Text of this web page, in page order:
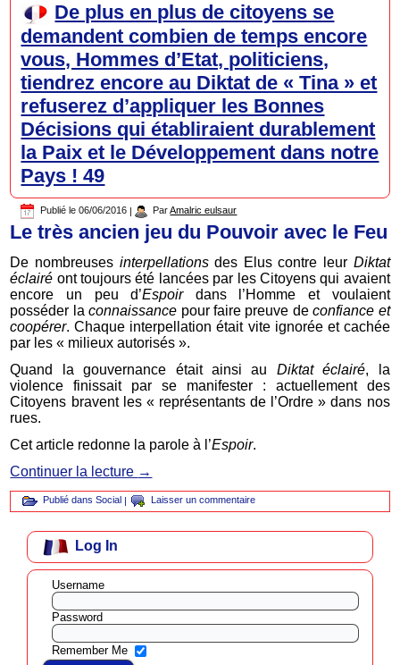
De plus en plus de citoyens se
demandent combien de temps encore
vous, Hommes d’Etat, politiciens,
tiendrez encore au Diktat de « Tina » et
refuserez d’appliquer les Bonnes
Décisions qui établiraient durablement
la Paix et le Développement dans notre
Pays ! 49
Publié le 06/06/2016 | Par Amalric eulsaur
Le très ancien jeu du Pouvoir avec le Feu
De nombreuses interpellationsdes Elus contre leur Diktat
éclairé ont toujours été lancées par les Citoyens qui avaient
encore un peu d’Espoirdans l’Homme et voulaient
posséder laconnaissance pour faire preuve deconfiance et
coopérer. Chaque interpellation était vite ignorée et cachée
par les « milieux autorisés ».
Quand la gouvernance était ainsi au Diktat éclairé, la
violence finissait par se manifester : actuellement des
Citoyens bravent les « représentants de l’Ordre » dans nos
rues.
Cet article redonne la parole à l’Espoir.
Continuer la lecture →
Publié dans Social | Laisser un commentaire
Log In
Username
Password
Remember Me